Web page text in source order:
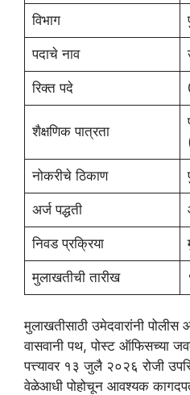
विभाग
पदाचे नाव
रिक्त पदे
शैक्षणिक पात्रता
नोकरीचे ठिकाण
अर्ज पद्धती
निवड प्रक्रिया
मुलाखतीची तारीख
मुलाखतीसाठी उमेदवारांनी
वासवानी पथ, पोस्ट ऑफिसच्या
पत्त्यावर १३ जुलै २०२६ रोजी
वेळेआधी पोहोचून आवश्यक